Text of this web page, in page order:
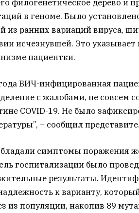
филогенетическое дерево и
в геноме. Было
из ранних вариаций вируса,
исчезнувшей. Это указывает
пациентки.
ВИЧ-инфицированная
с жалобами, не совсем
COVID-19. Не было
– сообщил
симптомы поражения
госпитализации было
результаты.
к варианту,
из популяции, накопив 89